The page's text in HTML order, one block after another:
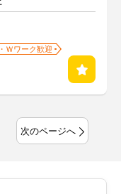
Ｗワーク歓迎
次のページへ